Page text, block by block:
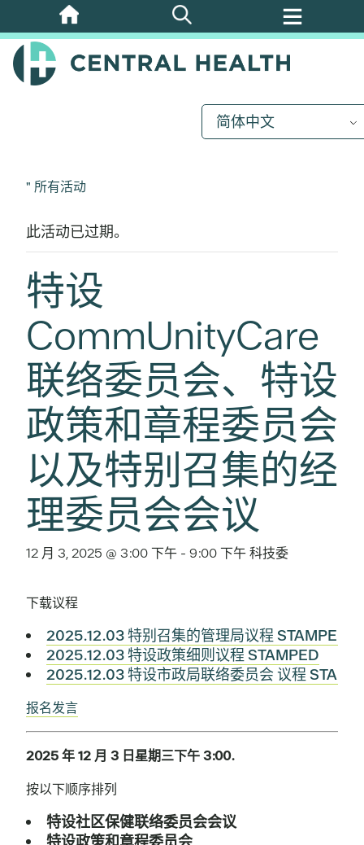
跳
至
主
简体中文
" 所有活动
此活动已过期。
特设
CommUnityCare
联络委员会、特设
政策和章程委员会
以及特别召集的经
理委员会会议
12 月 3, 2025 @ 3:00 下午 - 9:00 下午科技委
下载议程
2025.12.03 特别召集的管理局议程 STAMPED
2025.12.03 特设政策细则议程 STAMPED
2025.12.03 特设市政局联络委员会 议程
报名发言
2025 年 12 月 3 日星期三下午 3:00.
按以下顺序排列
特设社区保健联络委员会会议